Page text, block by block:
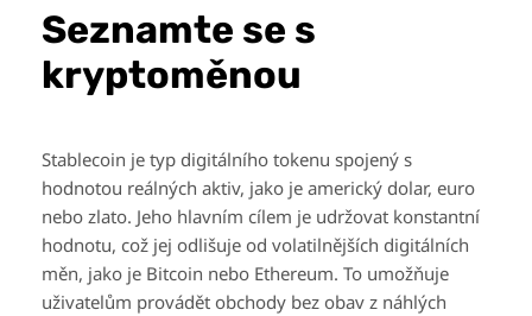
Seznamte se s
kryptoměnou
Stablecoin je typ digitálního tokenu spojený s
hodnotou reálných aktiv, jako je americký dolar, euro
nebo zlato. Jeho hlavním cílem je udržovat konstantní
hodnotu, což jej odlišuje od volatilnějších digitálních
měn, jako je Bitcoin nebo Ethereum. To umožňuje
uživatelům provádět obchody bez obav z náhlých